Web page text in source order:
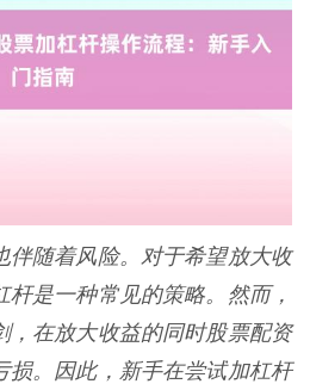
伴随着风险。对于希望放大收
是一种常见的策略。然而，
，在放大收益的同时股票配资
损。因此，新手在尝试加杠杆